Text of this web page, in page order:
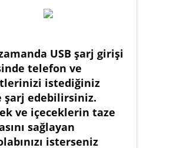
USB şarj girişi
telefon ve
istediğiniz
şarj edebilirsiniz.
ve içeceklerin taze
sağlayan
isterseniz